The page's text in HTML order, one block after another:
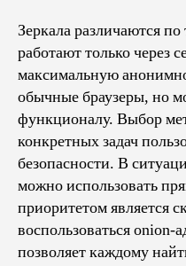
Зеркала различаются
работают только через
максимальную
обычные браузеры, но
функционалу. Выбор
конкретных задач
безопасности. В
можно использовать
приоритетом является
воспользоваться onion-
позволяет каждому